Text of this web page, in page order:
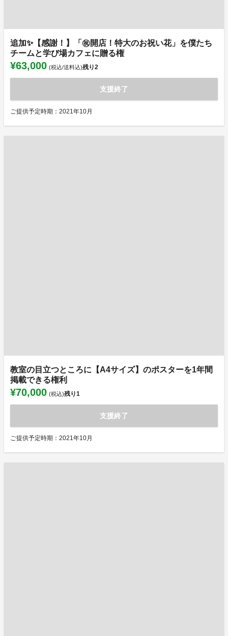
追加✨【感謝！】「㊗️開店！特大のお祝い花」を僕たち
チームと学び場カフェに贈る権
¥63,000 (税込/送料込)残り2
支援終了
ご提供予定時期：2021年10月
教室の目立つところに【A4サイズ】のポスターを1年間
掲載できる権利
¥70,000 (税込)残り1
支援終了
ご提供予定時期：2021年10月